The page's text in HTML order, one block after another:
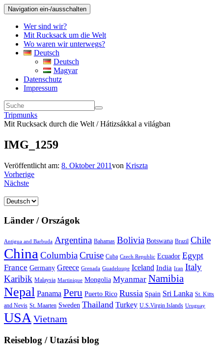
Navigation ein-/ausschalten
Wer sind wir?
Mit Rucksack um die Welt
Wo waren wir unterwegs?
Deutsch
Deutsch
Magyar
Datenschutz
Impressum
Tripmunks
Mit Rucksack durch die Welt / Hátizsákkal a világban
IMG_1259
Veröffentlicht am: 8. Oktober 2011von Kriszta
Vorherige
Nächste
Sprache
Länder / Országok
Antigua and Barbuda Argentina Bahamas Bolivia Botswana Brazil Chile
China ColumbiaCruise Cuba Czech Republic Ecuador Egypt
France Germany Greece Grenada Guadeloupe Iceland India Iran Italy
Karibik Malaysia Martinique Mongolia Myanmar Namibia
Nepal Panama Peru Puerto Rico Russia Spain Sri Lanka St. Kitts
and Nevis St. Maarten Sweden Thailand Turkey U.S.Virgin Islands Uruguay
USAVietnam
Reiseblog / Utazási blog